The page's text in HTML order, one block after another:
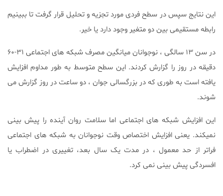
این نتایج سپس در سطح فردی مورد تجزیه و تحلیل قرار گرفت تا ببینیم
رابطه مستقیمی بین دو متغیر وجود دارد یا خیر.
در سن ۱۳ سالگی ، نوجوانان میانگین مصرف شبکه های اجتماعی ۳۱-۶۰
دقیقه در روز را گزارش کردند. این سطح متوسط به طور مداوم افزایش
یافته است به طوری که در بزرگسالی جوان ، دو ساعت در روز گزارش می
شوند.
این افزایش شبکه های اجتماعی اما سلامت روان آینده را پیش بینی
نمیکند. یعنی افزایش اختصاص وقت نوجوانان به شبکه های اجتماعی
فراتر از حد معمول ، در مدت یک سال بعد، تغییری در اضطراب یا
افسردگی پیش بینی نمی کرد.